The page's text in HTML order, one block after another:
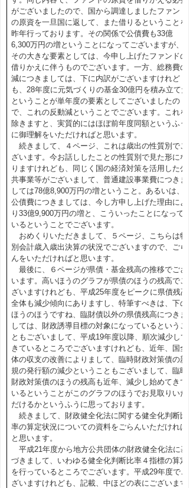
がございましたので、国から調達しましたファンド
の原資を一旦国に返して、また借りるということを
昨年行っております。その関係で公債費も33億
6,300万円の増ということになってございますが、
その大きな要素としては、今申し上げたファンドの
借りかえに伴うものでございます。一方、総務費の
減につきましては、下に内訳がございますけれど
も、28年度に元気づくりの基金30億円を積み立てた
ということが単年度の要素としてございましたの
で、これの反動減ということでございます。これを
除きますと、実質的にはほぼ前年度同額というふう
に御理解をいただければと思います。
続きまして、４ページ、これは歳出の性質別でご
ざいます。今お話ししたことの性質別で見た形にな
りますけれども、同じく国の経済対策を活用した公
共事業等がございまして、普通建設事業費につきま
しては78億8,900万円の増ということ。あるいは、
公債費につきましては、今し方申し上げた理由によ
り33億9,900万円の増と、こういったことになって
いるということでございます。
おめくりいただきまして、５ページ、こちらは特
別会計歳入歳出決算の状況でございますので、ごら
んをいただければと思います。
最後に、６ページが県債・基金残高の推移でござ
います。高いほうのグラフが県債のほうの残高でご
ざいますけれども、平成25年度をピークに県債残高
全体も減少傾向にありますし、特筆すべきは、下の
ほうのほうですね、臨財債以外の県債残高につきま
しては、財政誘導目標の対象になっているというこ
ともございまして、平成19年度以降、順次減少して
きているところでございますけれども、近年、国全
体の収支の改善によりまして、臨時財政対策債の新
規の発行額の減少ということもございまして、臨時
財政対策債のほうの残高も近年、減少し始めてきて
いるということがこのグラフのほうでお見取りいた
だけるかというふうに思っております。
続きまして、財政健全化法に関する健全化判断比
率の算定状況についての資料をごらんいただければ
と思います。
平成21年度から地方公共団体の財政健全化法に基
づきまして、いわゆる健全化判断比率４指標の算定
を行っているところでございます。平成29年度でご
ざいますけれども、記載、中ほどの表にございます